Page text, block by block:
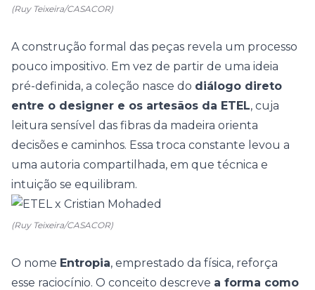
(Ruy Teixeira/CASACOR)
A construção formal das peças revela um processo
pouco impositivo. Em vez de partir de uma ideia
pré-definida, a coleção nasce do diálogo direto
entre o designer e os artesãos da ETEL, cuja
leitura sensível das fibras da madeira orienta
decisões e caminhos. Essa troca constante levou a
uma autoria compartilhada, em que técnica e
intuição se equilibram.
(Ruy Teixeira/CASACOR)
O nome Entropia, emprestado da física, reforça
esse raciocínio. O conceito descreve a forma como